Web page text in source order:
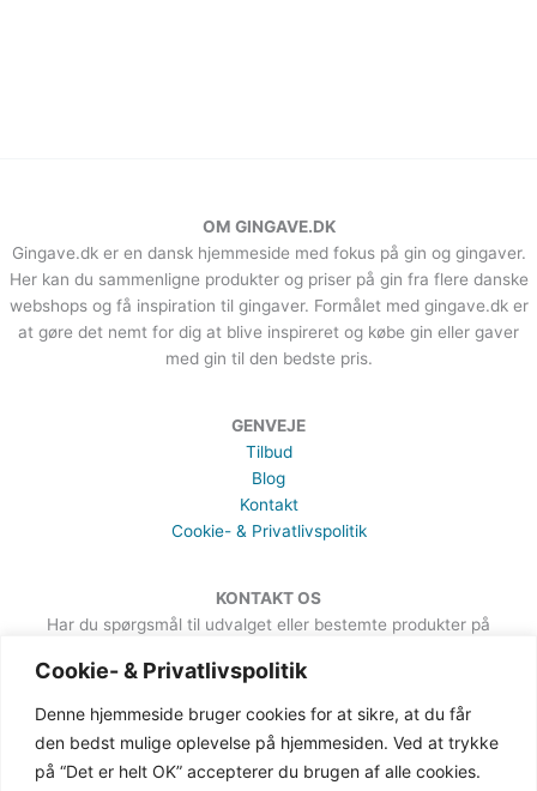
Cookie- & Privatlivspolitik
Denne hjemmeside bruger cookies for at sikre, at du får
den bedst mulige oplevelse på hjemmesiden. Ved at trykke
på “Det er helt OK” accepterer du brugen af alle cookies.
OM GINGAVE.DK
Gingave.dk er en dansk hjemmeside med fokus på gin og gingaver.
Her kan du sammenligne produkter og priser på gin fra flere danske
webshops og få inspiration til gingaver. Formålet med gingave.dk er
at gøre det nemt for dig at blive inspireret og købe gin eller gaver
med gin til den bedste pris.
GENVEJE
Tilbud
Blog
Kontakt
Cookie- & Privatlivspolitik
KONTAKT OS
Har du spørgsmål til udvalget eller bestemte produkter på
kan du gøre via formularen på Kontakt-siden.